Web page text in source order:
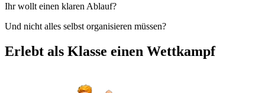
Ihr wollt einen klaren Ablauf?
Und nicht alles selbst organisieren müssen?
Erlebt als Klasse einen Wettkampf